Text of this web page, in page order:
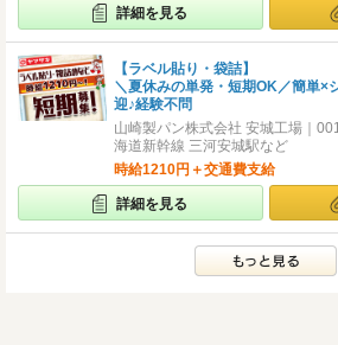
詳細を見る
【ラベル貼り・袋詰】
＼夏休みの単発・短期OK／簡単
迎♪経験不問
山崎製パン株式会社 安城工場｜
海道新幹線 三河安城駅など
時給1210円＋交通費支給
詳細を見る